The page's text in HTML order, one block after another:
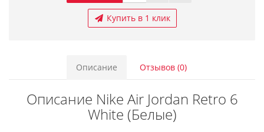
Купить в 1 клик
Описание Отзывов (0)
Описание Nike Air Jordan Retro 6
White (Белые)